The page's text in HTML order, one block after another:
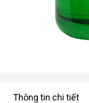
Thông tin chi tiết